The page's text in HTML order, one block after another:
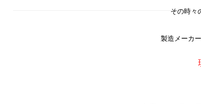
その時々
製造メーカ